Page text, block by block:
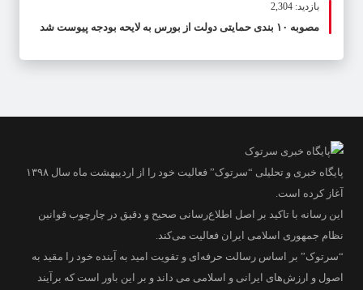
بازدید: 2,304
مصوبه ۱۰ بندی حمایتی دولت از بورس به لایحه بودجه پیوست شد
پایگاه خبری و تحلیلی “سرتوک” فعالیت خود را از اردیبهشت ماه سال ۱۳۹۸
آغاز کرده است.
این رسانه با تاکید بر اصل اطلاع‌رسانی صحیح و دقیق در چارچوب قوانین
نظام جمهوری اسلامی ایران فعالیت می‌کند.
“سرتوک” بر اساس رسالت حرفه‌ای و تقویت امید به آینده خود را مقید به
اصول و ارزش‌های ایرانی و اسلامی می داند و بر این باور است که برآیند